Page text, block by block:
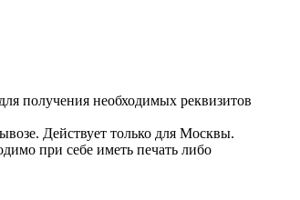
получения необходимых реквизитов
Действует только для Москвы.
при себе иметь печать либо